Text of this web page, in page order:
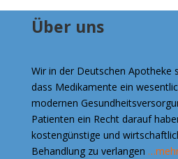
Über uns
Wir in der Deutschen Apotheke
dass Medikamente ein
modernen
Patienten ein Recht darauf
kostengünstige und
Behandlung zu verlangen